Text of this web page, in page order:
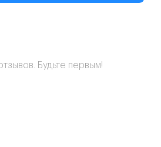
Будьте первым!